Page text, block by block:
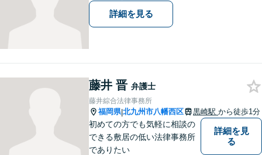
詳細を見る
藤井 晋 弁護士
藤井綜合法律事務所
福岡県|北九州市八幡西区 黒崎駅 から徒歩1分
初めての方でも気軽に相談の
できる敷居の低い法律事務所
でありたい
詳細を見
る